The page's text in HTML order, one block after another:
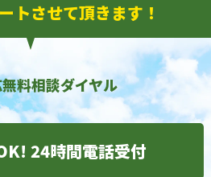
トさせて頂きます！
料相談ダイヤル
24時間電話受付